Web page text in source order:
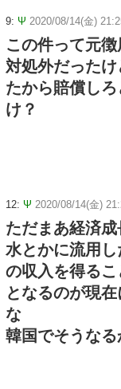
9: Ψ 2020/08/14(金)
この件って元
対処外だった
たから賠償し
け？
12: Ψ 2020/08/14(金)
ただまあ経済
水とかに流用
の収入を得る
となるのが現
な
韓国でそうな